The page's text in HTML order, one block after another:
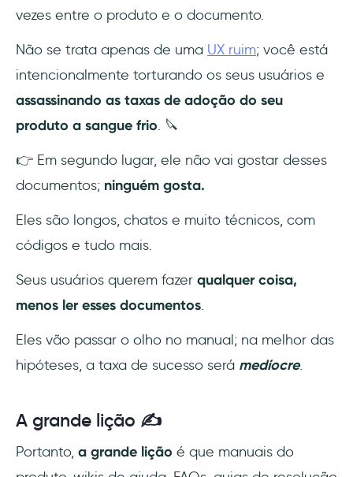
vezes entre o produto e o documento.
Não se trata apenas de uma UX ruim; você está
intencionalmente torturando os seus usuários e
assassinando as taxas de adoção do seu
produto a sangue frio. 🔪
👉 Em segundo lugar, ele não vai gostar desses
documentos; ninguém gosta.
Eles são longos, chatos e muito técnicos, com
códigos e tudo mais.
Seus usuários querem fazer qualquer coisa,
menos ler esses documentos.
Eles vão passar o olho no manual; na melhor das
hipóteses, a taxa de sucesso será medíocre.
A grande lição ✍️
Portanto, a grande lição é que manuais do